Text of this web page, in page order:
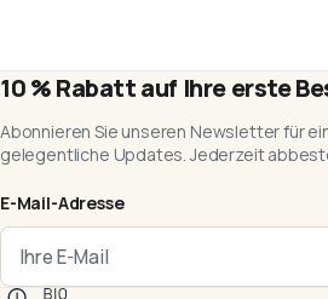
10 % Rabatt auf Ihre erste
Abonnieren Sie unseren Newsletter für
gelegentliche Updates. Jederzeit
E-Mail-Adresse